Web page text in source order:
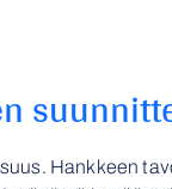
Hankkeen